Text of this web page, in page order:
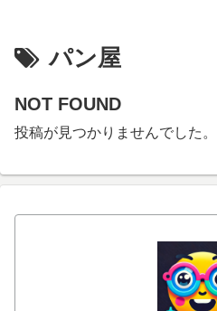
パン屋
NOT FOUND
投稿が見つかりませんでした。